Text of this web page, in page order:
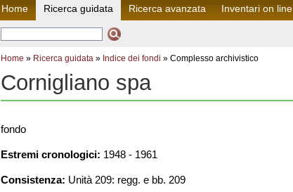
Home Ricerca guidata Ricerca avanzata Inventari on line
Home » Ricerca guidata » Indice dei fondi » Complesso archivistico
Cornigliano spa
fondo
Estremi cronologici: 1948 - 1961
Consistenza: Unità 209: regg. e bb. 209